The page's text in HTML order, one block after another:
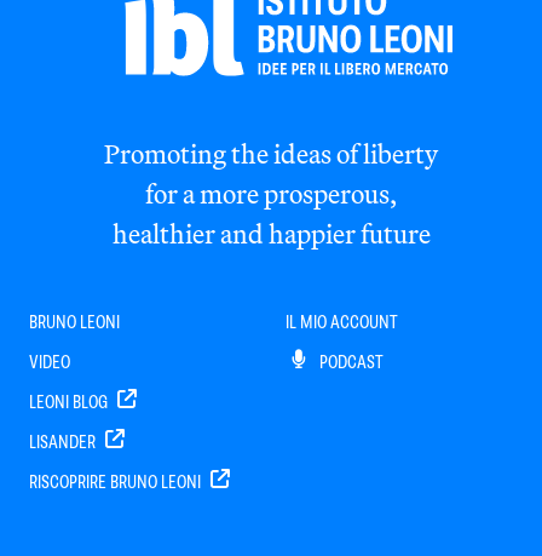
Promoting the ideas of liberty
for a more prosperous,
healthier and happier future
BRUNO LEONI
VIDEO
LEONI BLOG
LISANDER
RISCOPRIRE BRUNO LEONI
IL MIO ACCOUNT
PODCAST